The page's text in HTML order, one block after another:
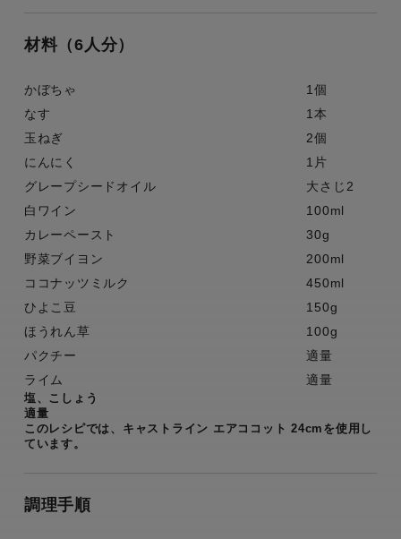
材料（6人分）
かぼちゃ
1個
なす
1本
玉ねぎ
2個
にんにく
1片
グレープシードオイル
大さじ2
白ワイン
100ml
カレーペースト
30g
野菜ブイヨン
200ml
ココナッツミルク
450ml
ひよこ豆
150g
ほうれん草
100g
パクチー
適量
ライム
適量
塩、こしょう
適量
このレシピでは、キャストライン エアココット 24cmを使用し
ています。
調理手順